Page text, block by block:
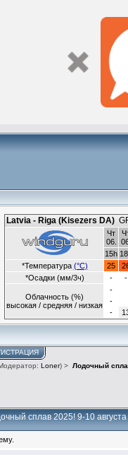
Loner) > Лодочный
сплав 2025! 9-10